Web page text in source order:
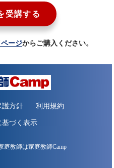
受講する
ージからご購入ください。
護方針 利用規約
づく表示
庭教師は家庭教師Camp